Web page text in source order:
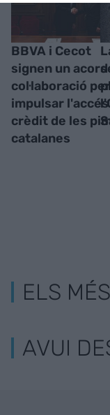
BBVA i Cecot
signen un acord
col·laboració per
impulsar
crèdit de les
catalanes
ELS
AVUI